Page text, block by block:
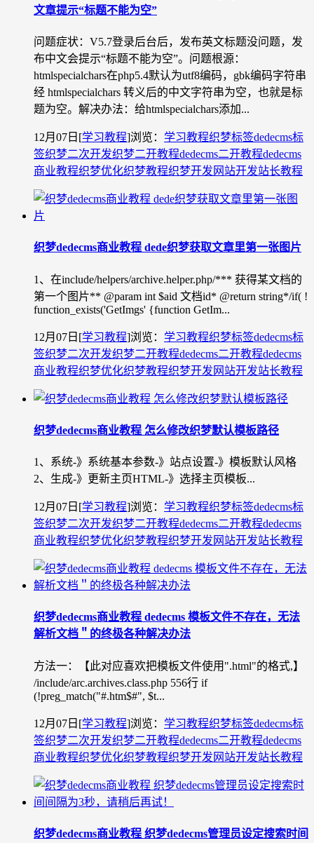
文章提示“标题不能为空”
问题症状：V5.7登录后台后，发布英文标题没问题，发
布中文会提示“标题不能为空”。问题根源：
htmlspecialchars在php5.4默认为utf8编码，gbk编码字符串
经 htmlspecialchars 转义后的中文字符串为空，也就是标
题为空。解决办法：给htmlspecialchars添加...
12月07日 [学习教程]浏览： 学习教程织梦标签dedecms标
签织梦二次开发织梦二开教程dedecms二开教程dedecms
商业教程织梦优化织梦教程织梦开发 网站开发站长教程
织梦dedecms商业教程 dede织梦获取文章里第一张图片
1、在include/helpers/archive.helper.php/*** 获得某文档的
第一个图片** @param int $aid 文档id* @return string*/if( !
function_exists('GetImgs' {function GetIm...
12月07日 [学习教程]浏览： 学习教程织梦标签dedecms标
签织梦二次开发织梦二开教程dedecms二开教程dedecms
商业教程织梦优化织梦教程织梦开发 网站开发站长教程
织梦dedecms商业教程 怎么修改织梦默认模板路径
1、系统-》系统基本参数-》站点设置-》模板默认风格
2、生成-》更新主页HTML-》选择主页模板...
12月07日 [学习教程]浏览： 学习教程织梦标签dedecms标
签织梦二次开发织梦二开教程dedecms二开教程dedecms
商业教程织梦优化织梦教程织梦开发 网站开发站长教程
织梦dedecms商业教程 dedecms 模板文件不存在，无法
解析文档＂的终极各种解决办法
方法一：【此对应喜欢把模板文件使用".html"的格式,】
/include/arc.archives.class.php 556行 if
(!preg_match("#.htm$#", $t...
12月07日 [学习教程]浏览： 学习教程织梦标签dedecms标
签织梦二次开发织梦二开教程dedecms二开教程dedecms
商业教程织梦优化织梦教程织梦开发 网站开发站长教程
织梦dedecms商业教程 织梦dedecms管理员设定搜索时间